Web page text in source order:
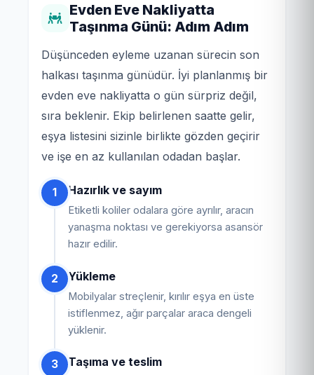
Evden Eve Nakliyatta
Taşınma Günü: Adım Adım
Düşünceden eyleme uzanan sürecin son
halkası taşınma günüdür. İyi planlanmış bir
evden eve nakliyatta o gün sürpriz değil,
sıra beklenir. Ekip belirlenen saatte gelir,
eşya listesini sizinle birlikte gözden geçirir
ve işe en az kullanılan odadan başlar.
1 Hazırlık ve sayım
Etiketli koliler odalara göre ayrılır, aracın
yanaşma noktası ve gerekiyorsa asansör
hazır edilir.
2 Yükleme
Mobilyalar streçlenir, kırılır eşya en üste
istiflenmez, ağır parçalar araca dengeli
yüklenir.
3 Taşıma ve teslim